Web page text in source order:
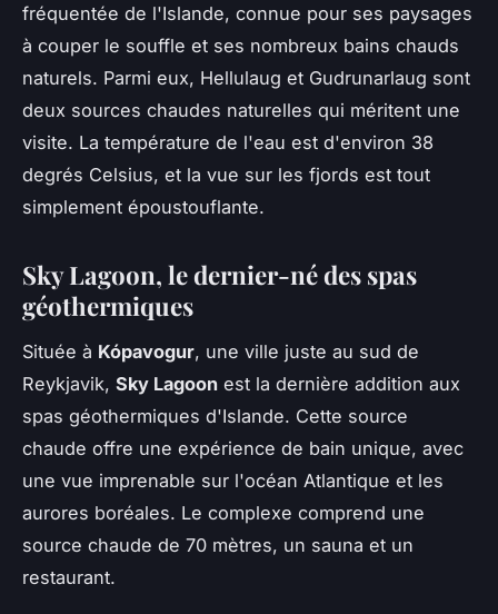
fréquentée de l'Islande, connue pour ses paysages
à couper le souffle et ses nombreux bains chauds
naturels. Parmi eux, Hellulaug et Gudrunarlaug sont
deux sources chaudes naturelles qui méritent une
visite. La température de l'eau est d'environ 38
degrés Celsius, et la vue sur les fjords est tout
simplement époustouflante.
Sky Lagoon, le dernier-né des spas
géothermiques
Située à Kópavogur, une ville juste au sud de
Reykjavik, Sky Lagoon est la dernière addition aux
spas géothermiques d'Islande. Cette source
chaude offre une expérience de bain unique, avec
une vue imprenable sur l'océan Atlantique et les
aurores boréales. Le complexe comprend une
source chaude de 70 mètres, un sauna et un
restaurant.